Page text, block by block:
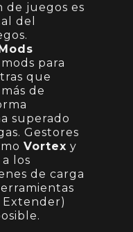
de juegos es
del
para
que
de
superado
Gestores
Vortex y
los
de carga
Extender)